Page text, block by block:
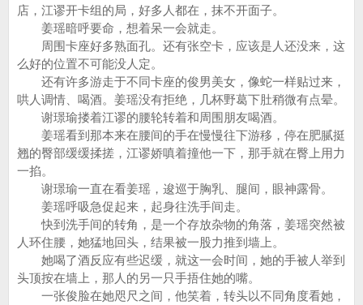
店，江谬开卡组的局，好多人都在，抹不开面子。
姜瑶暗呼要命，想着呆一会就走。
周围卡座好多熟面孔。还有张空卡，应该是人还没来，这
么好的位置不可能没人定。
还有许多游走于不同卡座的俊男美女，像蛇一样贴过来，
哄人调情、喝酒。姜瑶没有拒绝，几杯野葛下肚稍微有点晕。
谢璟瑜搂着江谬的腰轮转着和周围朋友喝酒。
姜瑶看到那本来在腰间的手在慢慢往下游移，停在肥腻挺
翘的臀部缓缓揉搓，江谬娇嗔着撞他一下，那手就在臀上用力
一掐。
谢璟瑜一直在看姜瑶，逡巡于胸乳、腿间，眼神露骨。
姜瑶呼吸急促起来，起身往洗手间走。
快到洗手间的转角，是一个存放杂物的角落，姜瑶突然被
人环住腰，她猛地回头，结果被一股力推到墙上。
她喝了酒反应有些迟缓，就这一会时间，她的手被人举到
头顶按在墙上，那人的另一只手捂住她的嘴。
一张俊脸在她咫尺之间，他笑着，转头以不同角度看她，